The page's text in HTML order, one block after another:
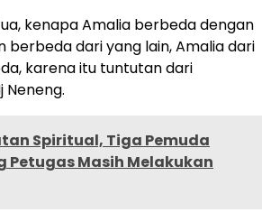
kenapa Amalia berbeda dengan
berbeda dari yang lain, Amalia dari
karena itu tuntutan dari
Neneng.
Spiritual, Tiga Pemuda
Petugas Masih Melakukan